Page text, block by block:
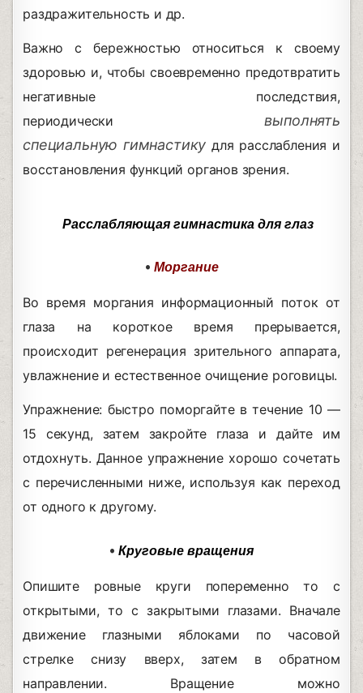
раздражительность и др.
Важно с бережностью относиться к своему
здоровью и, чтобы своевременно предотвратить
негативные последствия,
периодическивыполнять
специальную гимнастику для расслабления и
восстановления функций органов зрения.
Расслабляющая гимнастика для глаз
• Моргание
Во время моргания информационный поток от
глаза на короткое время прерывается,
происходит регенерация зрительного аппарата,
увлажнение и естественное очищение роговицы.
Упражнение: быстро поморгайте в течение 10 —
15 секунд, затем закройте глаза и дайте им
отдохнуть. Данное упражнение хорошо сочетать
с перечисленными ниже, используя как переход
от одного к другому.
• Круговые вращения
Опишите ровные круги попеременно то с
открытыми, то с закрытыми глазами. Вначале
движение глазными яблоками по часовой
стрелке снизу вверх, затем в обратном
направлении. Вращение можно